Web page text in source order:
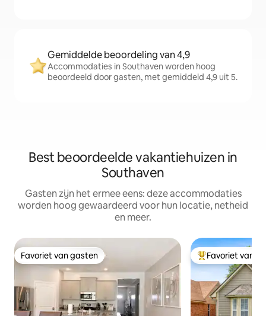
Gemiddelde beoordeling van 4,9
Accommodaties in Southaven worden hoog
beoordeeld door gasten, met gemiddeld 4,9 uit 5.
Best beoordeelde vakantiehuizen in
Southaven
Gasten zijn het ermee eens: deze accommodaties
worden hoog gewaardeerd voor hun locatie, netheid
en meer.
Favoriet van gasten
Favoriet van gasten Topfavoriet van
Favoriet van